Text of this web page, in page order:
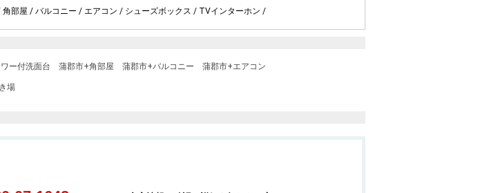
部屋 / バルコニー / エアコン / シューズボックス / TVインターホン /
ー付洗面台 蒲郡市+角部屋 蒲郡市+バルコニー 蒲郡市+エアコン
場